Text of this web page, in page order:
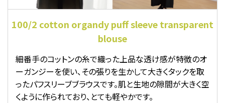
100/2 cotton organdy puff sleeve transparent
blouse
細番手のコットンの糸で織った上品な透け感が特徴のオ
ーガンジーを使い、その張りを生かして大きくタックを取
ったパフスリーブブラウスです。肌と生地の隙間が大きく空
くように作られており、とても軽やかです。